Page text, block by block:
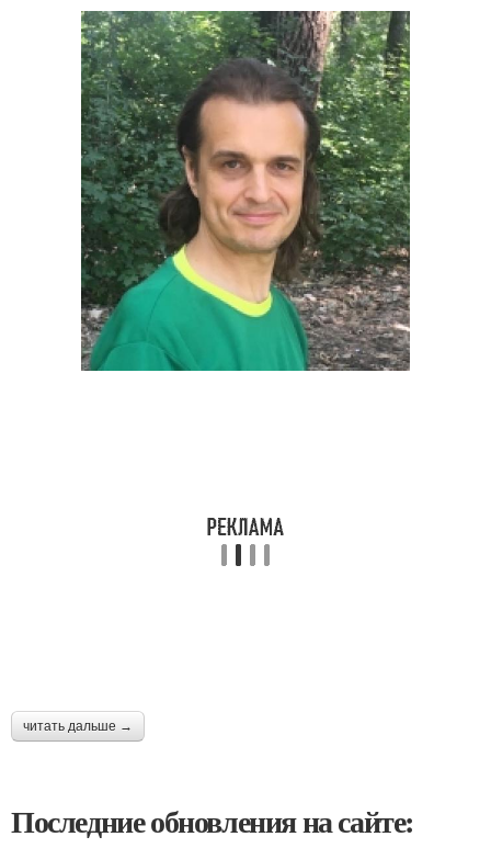
читать дальше →
Последние обновления на сайте: